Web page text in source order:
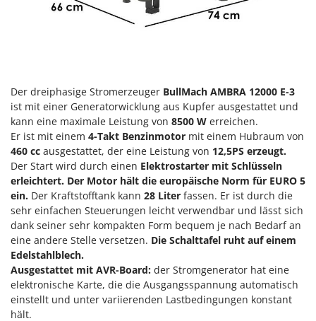
Klimaanlagen – Klimageräte
Kompressoren für Ernte und Baumschnitt
Kreiseleggen
Küchenreiben - elektrisch
Kükenaufzuchtboxen
L
Laderampe aus Aluminium
Laubsauger - Laubbläser
Laubsauger auf Rädern
Luftentfeuchter
Luftkühler
Effeuno
Einhell
Elegen
Energy Gruppi
Enotecnica Pillan
Eschenfelder
EuroMech
Eurosystems
F
FAC
Fama Industrie
Der dreiphasige Stromerzeuger BullMach AMBRA 12000 E-3
ist mit einer Generatorwicklung aus Kupfer ausgestattet und
kann eine maximale Leistung von 8500 W erreichen.
Er ist mit einem 4-Takt Benzinmotor mit einem Hubraum von
460 cc ausgestattet, der eine Leistung von 12,5PS erzeugt.
Der Start wird durch einen Elektrostarter mit Schlüsseln
erleichtert. Der Motor hält die europäische Norm für EURO 5
ein. Der Kraftstofftank kann 28 Liter fassen. Er ist durch die
sehr einfachen Steuerungen leicht verwendbar und lässt sich
dank seiner sehr kompakten Form bequem je nach Bedarf an
eine andere Stelle versetzen. Die Schalttafel ruht auf einem
Edelstahlblech.
Ausgestattet mit AVR-Board: der Stromgenerator hat eine
elektronische Karte, die die Ausgangsspannung automatisch
einstellt und unter variierenden Lastbedingungen konstant
hält.